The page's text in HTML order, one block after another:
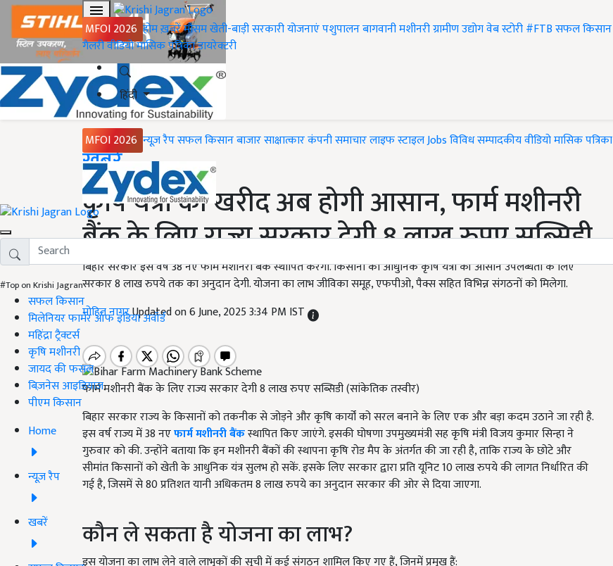
MFOI 2026 होमख़बरेंमौसमखेती-बाड़ीसरकारी योजनाएंपशुपालनबागवानीमशीनरीग्रामीण उद्योगवेब स्टोरी#FTBसफल किसान
गैलरीवीडियोमासिक पत्रिकाडायरेक्टरी
हिंदी
MFOI 2026 न्यूज़ रैपसफल किसानबाजारसाक्षात्कारकंपनी समाचारलाइफ स्टाइलJobsविविधसम्पादकीयवीडियोमासिक पत्रिका
#Top on Krishi Jagran
सफल किसान
मिलेनियर फार्मर ऑफ इंडिया अवॉर्ड
महिंद्रा ट्रैक्टर्स
कृषि मशीनरी
जायद की फसल
बिज़नेस आइडियाज
पीएम किसान
Home
न्यूज़ रैप
खबरें
Home
ख़बरें
कृषि यंत्रों की खरीद अब होगी आसान, फार्म मशीनरी
बैंक के लिए राज्य सरकार देगी 8 लाख रुपए सब्सिडी
बिहार सरकार इस वर्ष 38 नए फार्म मशीनरी बैंक स्थापित करेगी. किसानों को आधुनिक कृषि यंत्रों की आसान उपलब्धता के लिए
सरकार 8 लाख रुपये तक का अनुदान देगी. योजना का लाभ जीविका समूह, एफपीओ, पैक्स सहित विभिन्न संगठनों को मिलेगा.
मोहित नागरUpdated on 6 June, 2025 3:34 PM IST
फार्म मशीनरी बैंक के लिए राज्य सरकार देगी 8 लाख रुपए सब्सिडी (सांकेतिक तस्वीर)
बिहार सरकार राज्य के किसानों को तकनीक से जोड़ने और कृषि कार्यों को सरल बनाने के लिए एक और बड़ा कदम उठाने जा रही है.
इस वर्ष राज्य में 38 नएफार्म मशीनरी बैंकस्थापित किए जाएंगे. इसकी घोषणा उपमुख्यमंत्री सह कृषि मंत्री विजय कुमार सिन्हा ने
गुरुवार को की. उन्होंने बताया कि इन मशीनरी बैंकों की स्थापना कृषि रोड मैप के अंतर्गत की जा रही है, ताकि राज्य के छोटे और
सीमांत किसानों को खेती के आधुनिक यंत्र सुलभ हो सकें. इसके लिए सरकार द्वारा प्रति यूनिट 10 लाख रुपये की लागत निर्धारित की
गई है, जिसमें से 80 प्रतिशत यानी अधिकतम 8 लाख रुपये का अनुदान सरकार की ओर से दिया जाएगा.
कौन ले सकता है योजना का लाभ?